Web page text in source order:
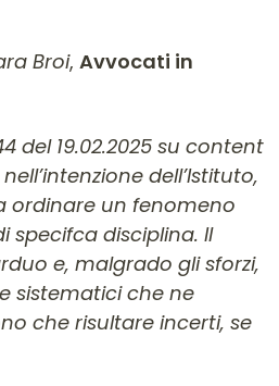
Broi, Avvocati in
del 19.02.2025 su content
dell’Istituto,
ordinare un fenomeno
specifca disciplina. Il
e, malgrado gli sforzi,
sistematici che ne
che risultare incerti, se